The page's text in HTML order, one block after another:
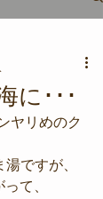
に･･･
ヤリめのク
ですが、
て、